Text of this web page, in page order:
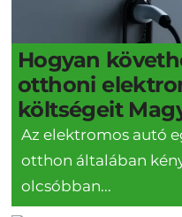
Hogyan
otthoni
költségeit
Az elektromos autó
otthon általában
olcsóbban...